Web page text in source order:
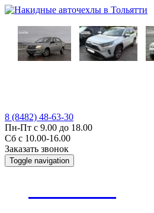
8 (8482) 48-63-30
Пн-Пт с 9.00 до 18.00
Сб с 10.00-16.00
Заказать звонок
Toggle navigation